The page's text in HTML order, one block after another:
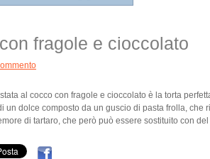
fragole e cioccolato
al cocco con fragole e cioccolato è la torta
un dolce composto da un guscio di pasta frolla, che
di tartaro, che però può essere sostituito con